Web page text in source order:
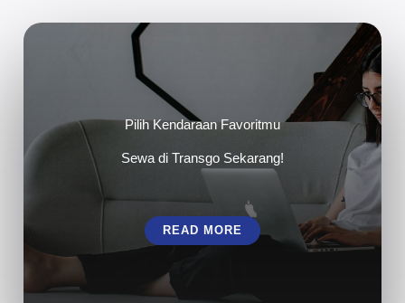
Pilih Kendaraan Favoritmu
Sewa di Transgo Sekarang!
READ MORE